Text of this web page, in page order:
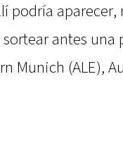
podría aparecer,
antes una
Munich (ALE),